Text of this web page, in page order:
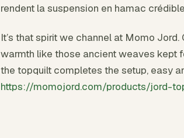
rendent la suspension en hamac
It’s that spirit we channel at Momo
warmth like those ancient weaves kept
the topquilt completes the setup, easy
https://momojord.com/products/jord-